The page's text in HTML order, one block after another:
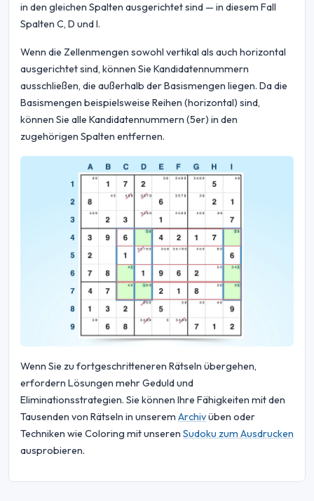
in den gleichen Spalten ausgerichtet sind — in diesem Fall
Spalten C, D und I.
Wenn die Zellenmengen sowohl vertikal als auch horizontal
ausgerichtet sind, können Sie Kandidatennummern
ausschließen, die außerhalb der Basismengen liegen. Da die
Basismengen beispielsweise Reihen (horizontal) sind,
können Sie alle Kandidatennummern (5er) in den
zugehörigen Spalten entfernen.
Wenn Sie zu fortgeschritteneren Rätseln übergehen,
erfordern Lösungen mehr Geduld und
Eliminationsstrategien. Sie können Ihre Fähigkeiten mit den
Tausenden von Rätseln in unserem Archivüben oder
Techniken wie Coloring mit unseren Sudoku zum Ausdrucken
ausprobieren.